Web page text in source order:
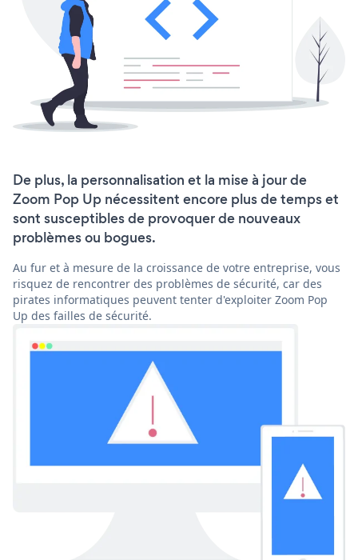
De plus, la personnalisation et la mise à jour de
Zoom Pop Up nécessitent encore plus de temps et
sont susceptibles de provoquer de nouveaux
problèmes ou bogues.
Au fur et à mesure de la croissance de votre entreprise, vous
risquez de rencontrer des problèmes de sécurité, car des
pirates informatiques peuvent tenter d'exploiter Zoom Pop
Up des failles de sécurité.